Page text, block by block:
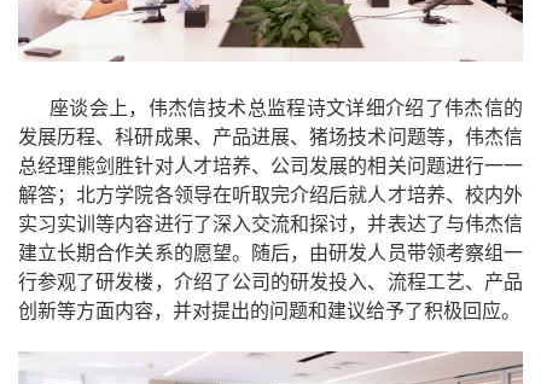
座谈会上，伟杰信技术总监程诗文详细介绍了伟杰信的
发展历程、科研成果、产品进展、猪场技术问题等，伟杰信
总经理熊剑胜针对人才培养、公司发展的相关问题进行一一
解答；北方学院各领导在听取完介绍后就人才培养、校内外
实习实训等内容进行了深入交流和探讨，并表达了与伟杰信
建立长期合作关系的愿望。随后，由研发人员带领考察组一
行参观了研发楼，介绍了公司的研发投入、流程工艺、产品
创新等方面内容，并对提出的问题和建议给予了积极回应。